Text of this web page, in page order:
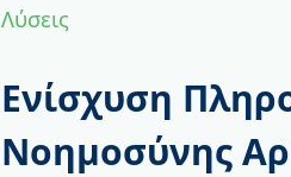
Λύσεις
Ενίσχυση
Νοημοσύνης